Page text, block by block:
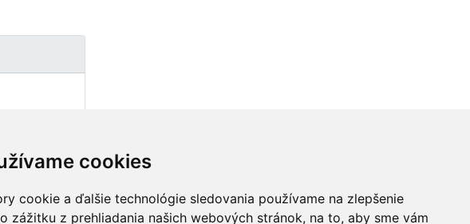
cookies
cookie a ďalšie technológie sledovania používame na zlepšenie
zážitku z prehliadania našich webových stránok, na to, aby sme vám
postupov
vždy